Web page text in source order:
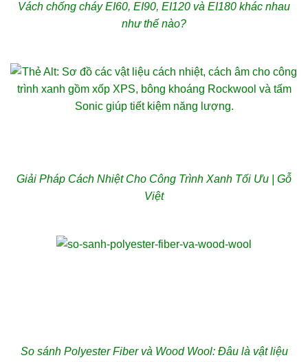
Vách chống cháy EI60, EI90, EI120 và EI180 khác nhau
như thế nào?
Giải Pháp Cách Nhiệt Cho Công Trình Xanh Tối Ưu | Gỗ
Việt
So sánh Polyester Fiber và Wood Wool: Đâu là vật liệu